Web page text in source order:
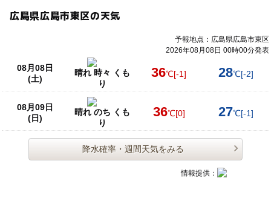
広島県広島市東区の天気
予報地点：広島県広島市東区
2026年08月08日 00時00分発表
08月08日
(土)
晴れ 時々 くも
り
36℃[-1] 28℃[-2]
08月09日
(日)
晴れ のち くも
り
36℃[0] 27℃[-1]
降水確率・週間天気をみる
情報提供：